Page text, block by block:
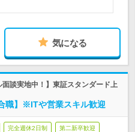
気になる
談実地中！】東証スタンダード上
職】※ITや営業スキル歓迎
完全週休2日制 第二新卒歓迎